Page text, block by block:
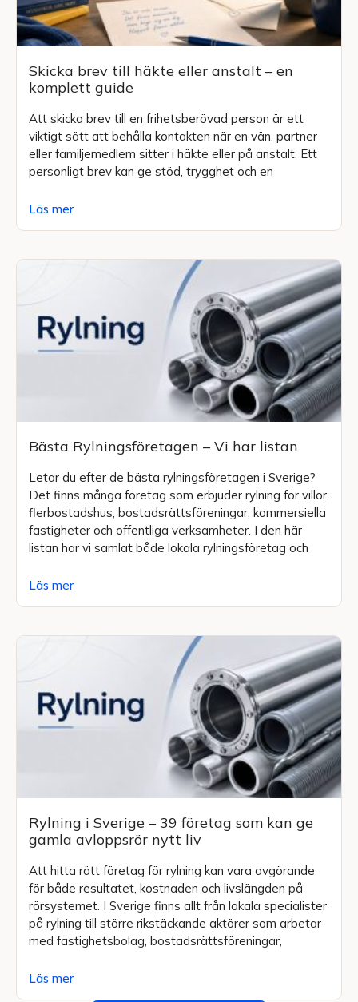
Skicka brev till häkte eller anstalt – en
komplett guide
Att skicka brev till en frihetsberövad person är ett
viktigt sätt att behålla kontakten när en vän, partner
eller familjemedlem sitter i häkte eller på anstalt. Ett
personligt brev kan ge stöd, trygghet och en
Läs mer
Bästa Rylningsföretagen – Vi har listan
Letar du efter de bästa rylningsföretagen i Sverige?
Det finns många företag som erbjuder rylning för villor,
flerbostadshus, bostadsrättsföreningar, kommersiella
fastigheter och offentliga verksamheter. I den här
listan har vi samlat både lokala rylningsföretag och
Läs mer
Rylning i Sverige – 39 företag som kan ge
gamla avloppsrör nytt liv
Att hitta rätt företag för rylning kan vara avgörande
för både resultatet, kostnaden och livslängden på
rörsystemet. I Sverige finns allt från lokala specialister
på rylning till större rikstäckande aktörer som arbetar
med fastighetsbolag, bostadsrättsföreningar,
Läs mer